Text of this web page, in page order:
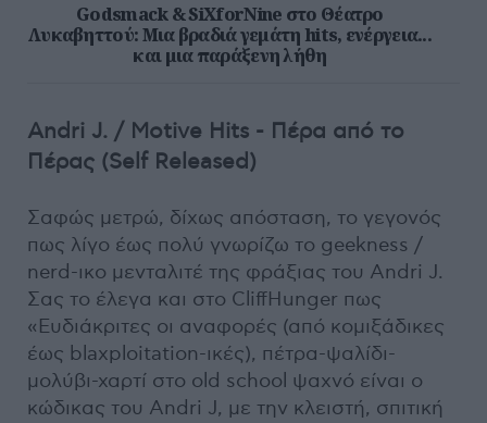
Godsmack & SiXforNine στο Θέατρο
Λυκαβηττού: Μια βραδιά γεμάτη hits, ενέργεια...
και μια παράξενη λήθη
Andri J. / Motive Hits - Πέρα από το
Πέρας (Self Released)
Σαφώς μετρώ, δίχως απόσταση, το γεγονός
πως λίγο έως πολύ γνωρίζω το geekness /
nerd-ικο μενταλιτέ της φράξιας του Andri J.
Σας το έλεγα και στο CliffHunger πως
«Ευδιάκριτες οι αναφορές (από κομιξάδικες
έως blaxploitation-ικές), πέτρα-ψαλίδι-
μολύβι-χαρτί στο old school ψαχνό είναι ο
κώδικας του Andri J, με την κλειστή, σπιτική